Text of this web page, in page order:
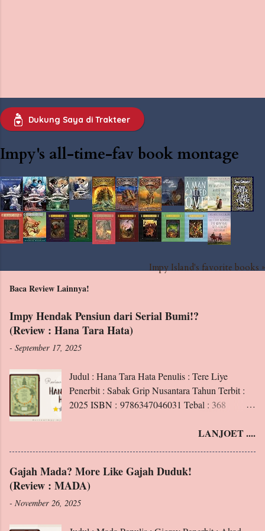
Dukung Saya di Trakteer
Impy's all-time-fav book montage
Impy Island's favorite books »
Baca Review Lainnya!
Impy Hendak Pensiun dari Serial Bumi!?
(Review : Hana Tara Hata)
- September 17, 2025
Judul : Hana Tara Hata Penulis : Tere Liye
Penerbit : Sabak Grip Nusantara Tahun Terbit :
2025 ISBN : 9786347046031 Tebal : 368
Hana, penghuni Padang Perdu Klan Matahari?
seorang ibu yang sangat menyayangi anaknya.
Rasa sakit. Kehilangan. Pengorbanan.
Kebencian. Memaafkan. Tumpah menjadi satu.
LANJOET ....
Gajah Mada? More Like Gajah Duduk!
(Review : MADA)
- November 26, 2025